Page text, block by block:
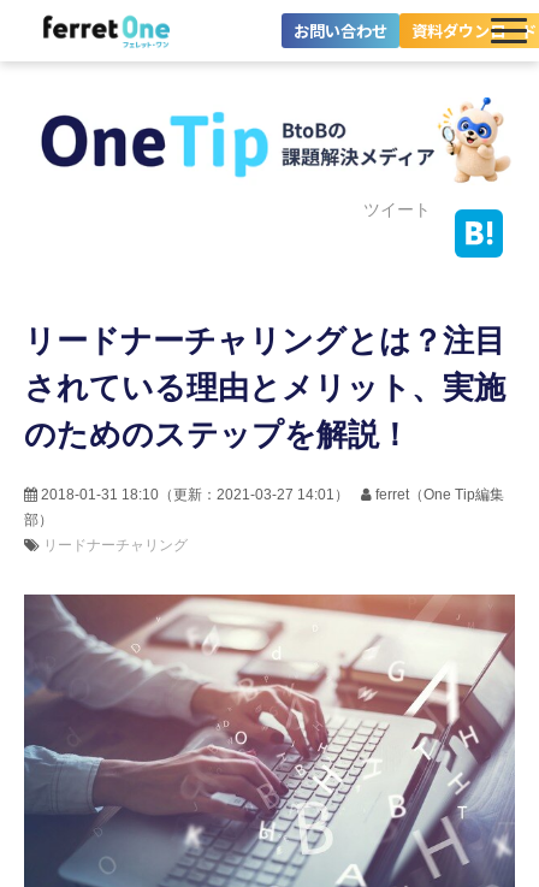
お問い合わせ 資料ダウンロード
ツール・機能一覧
料金プラン
セミナー
お役立ち情報
ツイート
リードナーチャリングとは？注目
されている理由とメリット、実施
のためのステップを解説！
2018-01-31 18:10 （更新： 2021-03-27 14:01 ）
ferret（One Tip編集
部）
リードナーチャリング